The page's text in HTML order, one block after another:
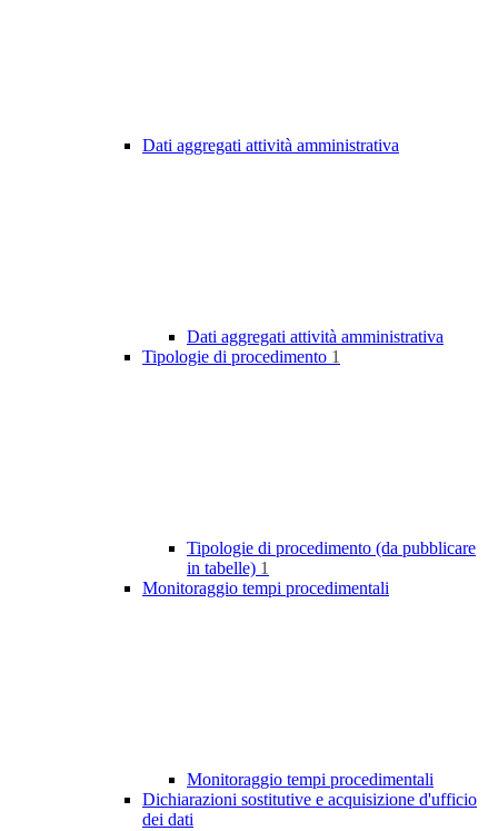
Dati aggregati attività amministrativa
Dati aggregati attività amministrativa
Tipologie di procedimento 1
Tipologie di procedimento (da pubblicare
in tabelle) 1
Monitoraggio tempi procedimentali
Monitoraggio tempi procedimentali
Dichiarazioni sostitutive e acquisizione d'ufficio
dei dati